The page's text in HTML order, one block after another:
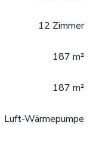
12 Zimmer
187 m²
187 m²
Luft-Wärmepumpe